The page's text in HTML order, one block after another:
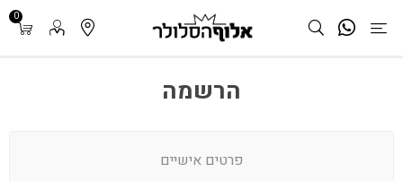
0
הרשמה
פרטים אישיים